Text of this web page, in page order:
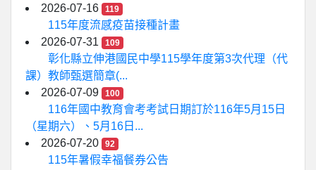
2026-07-16
119
115年度流感疫苗接種計畫
2026-07-31
109
彰化縣立伸港國民中學115學年度第3次代理（代
課）教師甄選簡章(...
2026-07-09
100
116年國中教育會考考試日期訂於116年5月15日
（星期六）、5月16日...
2026-07-20
92
115年暑假幸福餐券公告